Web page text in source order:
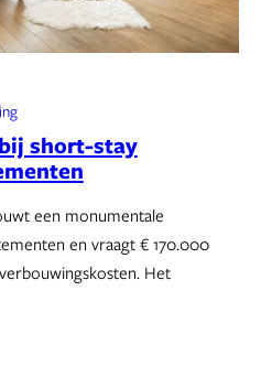
short-stay
een monumentale
en vraagt € 170.000
Het